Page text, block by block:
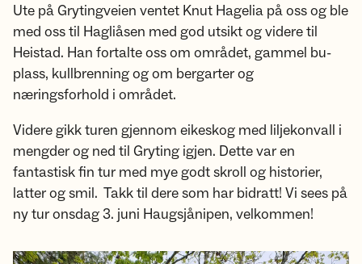
Ute på Grytingveien ventet Knut Hagelia på oss og ble
med oss til Hagliåsen med god utsikt og videre til
Heistad. Han fortalte oss om området, gammel bu-
plass, kullbrenning og om bergarter og
næringsforhold i området.
Videre gikk turen gjennom eikeskog med liljekonvall i
mengder og ned til Gryting igjen. Dette var en
fantastisk fin tur med mye godt skroll og historier,
latter og smil. Takk til dere som har bidratt! Vi sees på
ny tur onsdag 3. juni Haugsjånipen, velkommen!